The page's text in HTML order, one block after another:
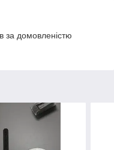
за домовленістю